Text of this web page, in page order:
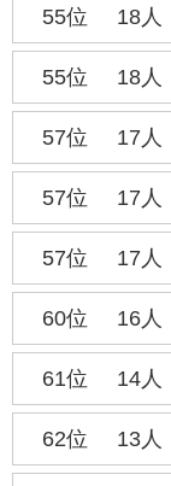
55位 18人
55位 18人
57位 17人
57位 17人
57位 17人
60位 16人
61位 14人
62位 13人